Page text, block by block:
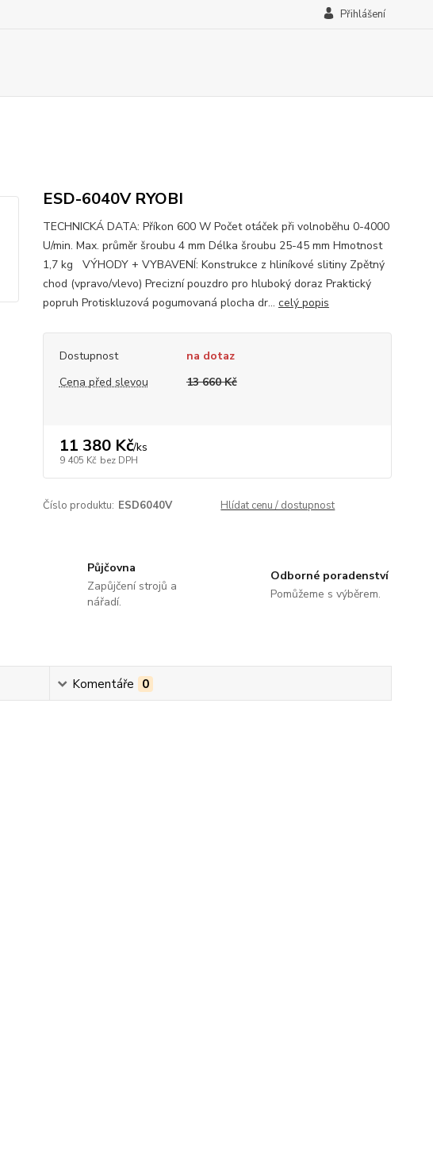
Přihlášení
ESD-6040V RYOBI
TECHNICKÁ DATA: Příkon 600 W Počet otáček při volnoběhu 0-4000
U/min. Max. průměr šroubu 4 mm Délka šroubu 25-45 mm Hmotnost
1,7 kg VÝHODY + VYBAVENÍ: Konstrukce z hliníkové slitiny Zpětný
chod (vpravo/vlevo) Precizní pouzdro pro hluboký doraz Praktický
popruh Protiskluzová pogumovaná plocha dr... celý popis
Dostupnost
na dotaz
Cena před slevou
13 660 Kč
11 380 Kč/ks
9 405 Kč bez DPH
Číslo produktu: ESD6040V Hlídat cenu / dostupnost
Půjčovna
Zapůjčení strojů a
nářadí.
Odborné poradenství
Pomůžeme s výběrem.
Komentáře 0